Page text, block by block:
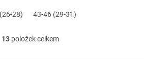
28) 43-46 (29-31)
O
l
13položek celkem